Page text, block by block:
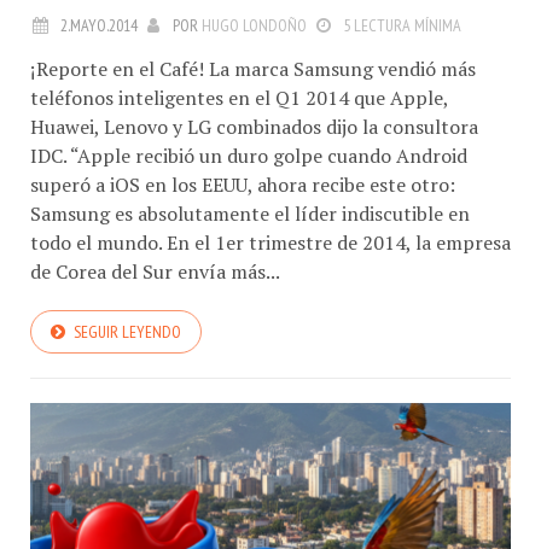
2.MAYO.2014 POR HUGO LONDOÑO 5 LECTURA MÍNIMA
¡Reporte en el Café! La marca Samsung vendió más
teléfonos inteligentes en el Q1 2014 que Apple,
Huawei, Lenovo y LG combinados dijo la consultora
IDC. “Apple recibió un duro golpe cuando Android
superó a iOS en los EEUU, ahora recibe este otro:
Samsung es absolutamente el líder indiscutible en
todo el mundo. En el 1er trimestre de 2014, la empresa
de Corea del Sur envía más...
SEGUIR LEYENDO